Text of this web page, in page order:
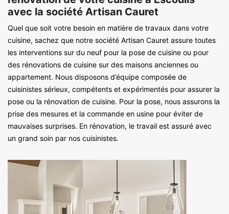
avec la société Artisan Cauret
Quel que soit votre besoin en matière de travaux dans votre
cuisine, sachez que notre société Artisan Cauret assure toutes
les interventions sur du neuf pour la pose de cuisine ou pour
des rénovations de cuisine sur des maisons anciennes ou
appartement. Nous disposons d’équipe composée de
cuisinistes sérieux, compétents et expérimentés pour assurer la
pose ou la rénovation de cuisine. Pour la pose, nous assurons la
prise des mesures et la commande en usine pour éviter de
mauvaises surprises. En rénovation, le travail est assuré avec
un grand soin par nos cuisinistes.